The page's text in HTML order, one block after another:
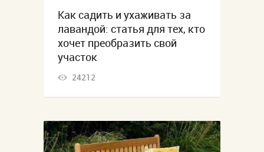
Как садить и ухаживать за
лавандой: статья для тех, кто
хочет преобразить свой
участок
24212